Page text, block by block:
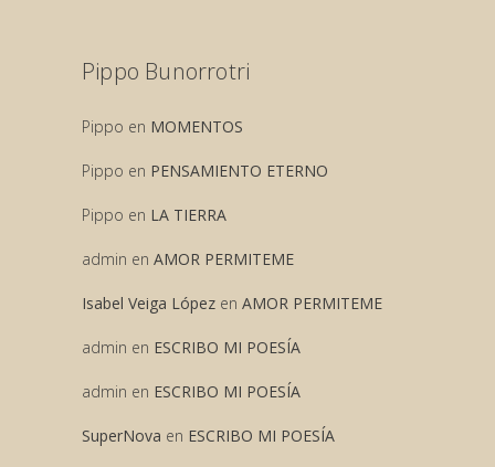
Pippo Bunorrotri
Pippo en MOMENTOS
Pippo en PENSAMIENTO ETERNO
Pippo en LA TIERRA
admin en AMOR PERMITEME
Isabel Veiga López en AMOR PERMITEME
admin en ESCRIBO MI POESÍA
admin en ESCRIBO MI POESÍA
SuperNova en ESCRIBO MI POESÍA